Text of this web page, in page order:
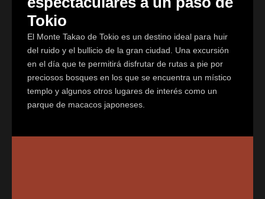
Tokio
El Monte Takao de Tokio es un destino ideal para huir
del ruido y el bullicio de la gran ciudad. Una excursión
en el día que te permitirá disfrutar de rutas a pie por
preciosos bosques en los que se encuentra un místico
templo y algunos otros lugares de interés como un
parque de macacos japoneses.